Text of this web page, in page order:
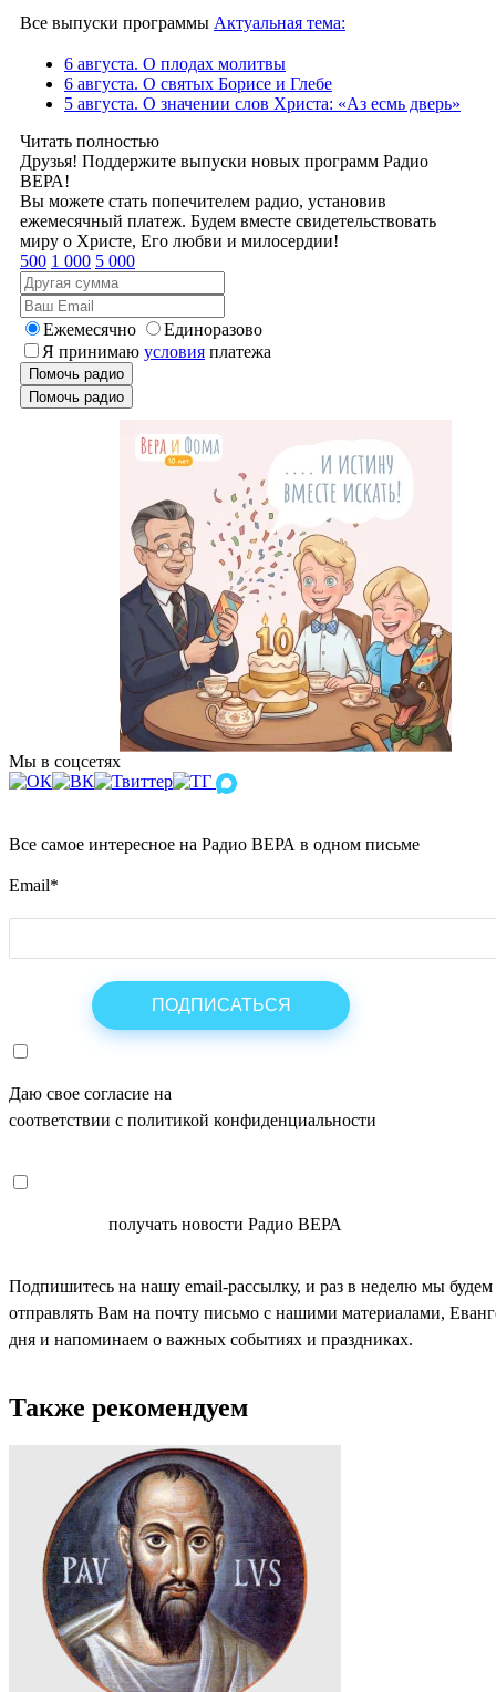
Все выпуски программы Актуальная тема:
6 августа. О плодах молитвы
6 августа. О святых Борисе и Глебе
5 августа. О значении слов Христа: «Аз есмь дверь»
Читать полностью
Друзья! Поддержите выпуски новых программ Радио
ВЕРА!
Вы можете стать попечителем радио, установив
ежемесячный платеж. Будем вместе свидетельствовать
миру о Христе, Его любви и милосердии!
500 1 000 5 000
Ежемесячно
Единоразово
Я принимаю условия платежа
Помочь радио
Помочь радио
Мы в соцсетях
Все самое интересное на Радио ВЕРА в одном письме
Email*
Даю свое согласие на
соответствии с политикой конфиденциальности
получать новости Радио ВЕРА
Подпишитесь на нашу email-рассылку, и раз в неделю мы будем
отправлять Вам на почту письмо с нашими материалами,
дня и напоминаем о важных событиях и праздниках.
Также рекомендуем